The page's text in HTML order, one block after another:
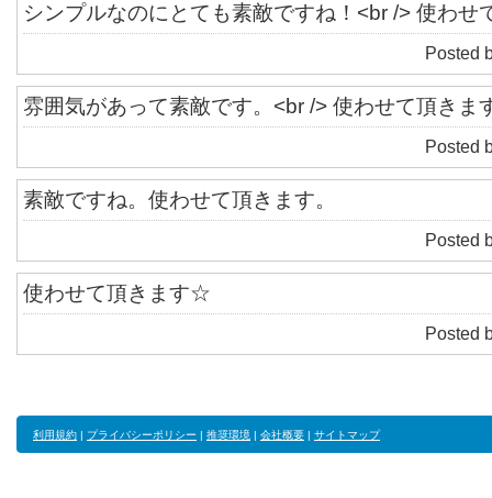
シンプルなのにとても素敵ですね！<br /> 使わせ
Posted
雰囲気があって素敵です。<br /> 使わせて頂きま
Posted
素敵ですね。使わせて頂きます。
Posted
使わせて頂きます☆
Posted
利用規約 | プライバシーポリシー | 推奨環境 | 会社概要 | サイトマップ